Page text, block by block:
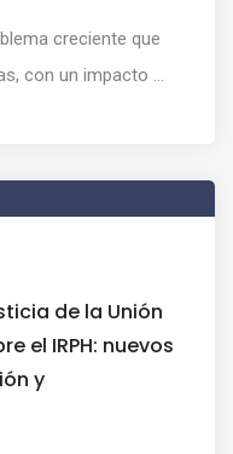
creciente que
con un impacto ...
de la Unión
el IRPH: nuevos
y